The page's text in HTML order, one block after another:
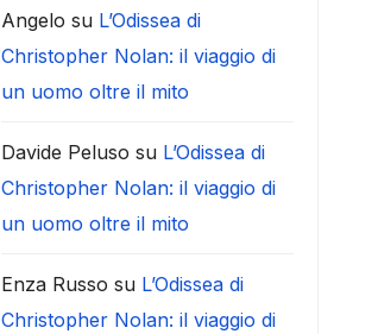
Angelo su L’Odissea di
Christopher Nolan: il viaggio di
un uomo oltre il mito
Davide Peluso su L’Odissea di
Christopher Nolan: il viaggio di
un uomo oltre il mito
Enza Russo su L’Odissea di
Christopher Nolan: il viaggio di